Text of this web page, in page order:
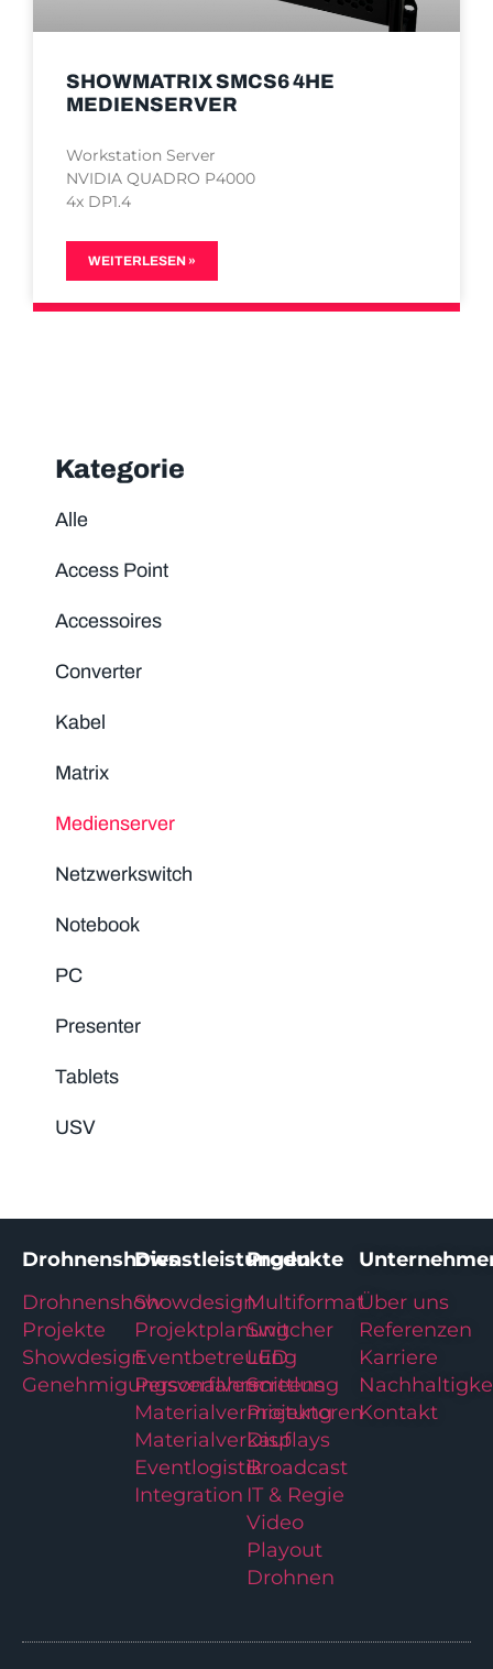
Kategorie
Alle
Access Point
Accessoires
Converter
Kabel
Matrix
Medienserver
Netzwerkswitch
Notebook
PC
Presenter
Tablets
USV
SHOWMATRIX SMCS6 4HE
MEDIENSERVER
Workstation Server
NVIDIA QUADRO P4000
4x DP1.4
WEITERLESEN »
Drohnenshows
Drohnenshow
Projekte
Showdesign
Genehmigungsverfahren
Dienstleistungen
Showdesign
Projektplanung
Eventbetreuung
Personalvermittlung
Materialvermietung
Materialverkauf
Eventlogistik
Integration
Produkte
Multiformat
Switcher
LED
Screens
Projektoren
Displays
Broadcast
IT & Regie
Video
Playout
Drohnen
Über uns
Referenzen
Karriere
Kontakt